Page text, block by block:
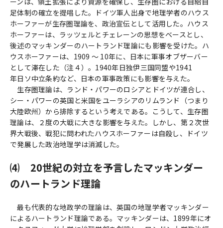
足体制の確立を提唱した。ドイツ軍人出身で地理学者のハウス
ホーファーが生存圏理論を、政治宣伝として活用した。ハウス
ホーファーは、ラッツェルとチェレーンの思想をベースとし、
後述のマッキンダーのハートランド理論にも影響を受けた。ハ
ウスホーファーは、1909 ～ 10年に、日本に軍事オブザーバー
として滞在した（注４）。1940年日独伊三国同盟や1941
年日ソ中立条約など、日本の軍事政策にも影響を与えた。
生存圏理論は、ランド・パワーのロシアとドイツが連合し、
シー・パワーの英国と米国をユーラシアのリムランド（つまり
大陸欧州）から排除するという考えである。こうして、生存圏
理論は、２度の大戦に大きな影響を与えた。しかし、第２次世
界大戦後、戦犯に問われたハウスホーファーは自殺し、ドイツ
で発展した政治地理学は消滅した。
⑷ 20世紀の対立を予言したマッキンダー
のハートランド理論
最も代表的な地政学の理論は、英国の地理学者マッキンダー
によるハートランド理論である。マッキンダーは、1899年にオ